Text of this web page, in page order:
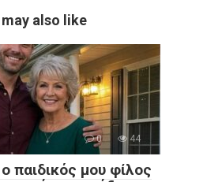
may also like
0 44
παιδικός μου φίλος